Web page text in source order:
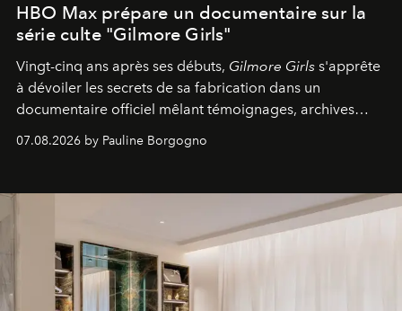
HBO Max prépare un documentaire sur la
série culte "Gilmore Girls"
Vingt-cinq ans après ses débuts, Gilmore Girls s'apprête
à dévoiler les secrets de sa fabrication dans un
documentaire officiel mêlant témoignages, archives
inédites et plongée dans les coulisses d'un phénomène
générationnel.
07.08.2026 by Pauline Borgogno